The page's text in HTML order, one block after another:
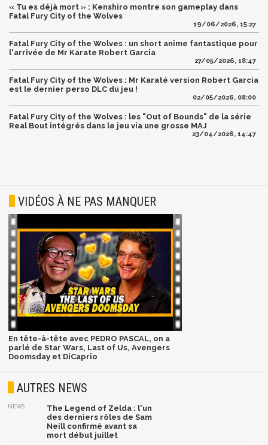
« Tu es déjà mort » : Kenshiro montre son gameplay dans
Fatal Fury City of the Wolves
19/06/2026, 15:27
Fatal Fury City of the Wolves : un short anime fantastique pour
l'arrivée de Mr Karate Robert Garcia
27/05/2026, 18:47
Fatal Fury City of the Wolves : Mr Karaté version Robert Garcia
est le dernier perso DLC du jeu !
02/05/2026, 08:00
Fatal Fury City of the Wolves : les "Out of Bounds" de la série
Real Bout intégrés dans le jeu via une grosse MAJ
23/04/2026, 14:47
VIDÉOS À NE PAS MANQUER
En tête-à-tête avec PEDRO PASCAL, on a
parlé de Star Wars, Last of Us, Avengers
Doomsday et DiCaprio
AUTRES NEWS
NEWS
The Legend of Zelda : l'un
des derniers rôles de Sam
Neill confirmé avant sa
mort début juillet